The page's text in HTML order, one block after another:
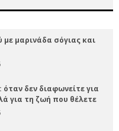
μαρινάδα σόγιας και
όταν δεν διαφωνείτε για
για τη ζωή που θέλετε